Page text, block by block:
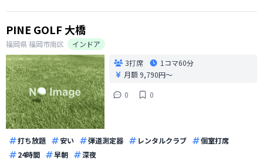
PINE GOLF 大橋
福岡県福岡市南区
インドア
3打席
1コマ60分
月額 9,790円〜
0
0
打ち放題 安い 弾道測定器 レンタルクラブ
個室打席
24時間
早朝 深夜